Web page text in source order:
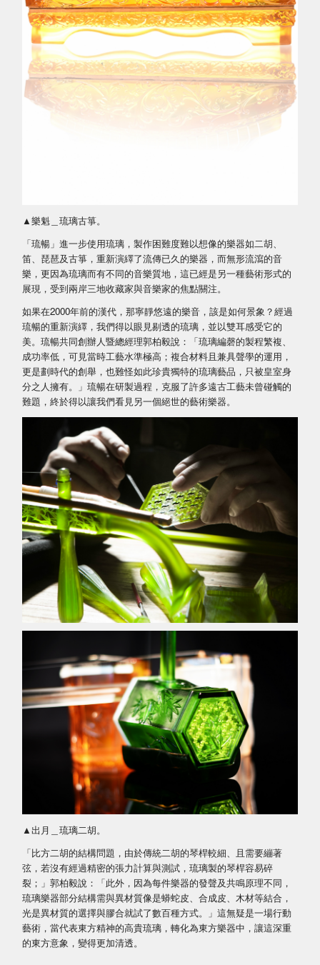
▲樂魁＿琉璃古箏。
「琉暢」進一步使用琉璃，製作困難度難以想像的樂器如二胡、
笛、琵琶及古箏，重新演繹了流傳已久的樂器，而無形流瀉的音
樂，更因為琉璃而有不同的音樂質地，這已經是另一種藝術形式的
展現，受到兩岸三地收藏家與音樂家的焦點關注。
如果在2000年前的漢代，那寧靜悠遠的樂音，該是如何景象？經過
琉暢的重新演繹，我們得以眼見剔透的琉璃，並以雙耳感受它的
美。琉暢共同創辦人暨總經理郭柏毅說：「琉璃編磬的製程繁複、
成功率低，可見當時工藝水準極高；複合材料且兼具聲學的運用，
更是劃時代的創舉，也難怪如此珍貴獨特的琉璃藝品，只被皇室身
分之人擁有。」琉暢在研製過程，克服了許多遠古工藝未曾碰觸的
難題，終於得以讓我們看見另一個絕世的藝術樂器。
▲出月＿琉璃二胡。
「比方二胡的結構問題，由於傳統二胡的琴桿較細、且需要繃著
弦，若沒有經過精密的張力計算與測試，琉璃製的琴桿容易碎
裂；」郭柏毅說：「此外，因為每件樂器的發聲及共鳴原理不同，
琉璃樂器部分結構需與異材質像是蟒蛇皮、合成皮、木材等結合，
光是異材質的選擇與膠合就試了數百種方式。」這無疑是一場行動
藝術，當代表東方精神的高貴琉璃，轉化為東方樂器中，讓這深重
的東方意象，變得更加清透。